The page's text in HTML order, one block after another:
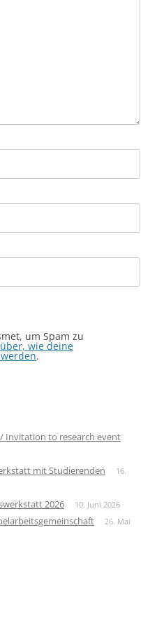
um Spam zu
wie deine
.
Invitation to research event
mit Studierenden
16.
2026 10. Juni 2026
26. Mai